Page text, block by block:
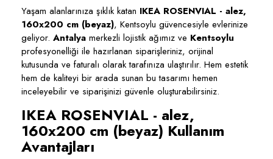
Yaşam alanlarınıza şıklık katan IKEA ROSENVIAL - alez,
160x200 cm (beyaz), Kentsoylu güvencesiyle evlerinize
geliyor. Antalya merkezli lojistik ağımız ve Kentsoylu
profesyonelliği ile hazırlanan siparişleriniz, orijinal
kutusunda ve faturalı olarak tarafınıza ulaştırılır. Hem estetik
hem de kaliteyi bir arada sunan bu tasarımı hemen
inceleyebilir ve siparişinizi güvenle oluşturabilirsiniz.
IKEA ROSENVIAL - alez,
160x200 cm (beyaz) Kullanım
Avantajları